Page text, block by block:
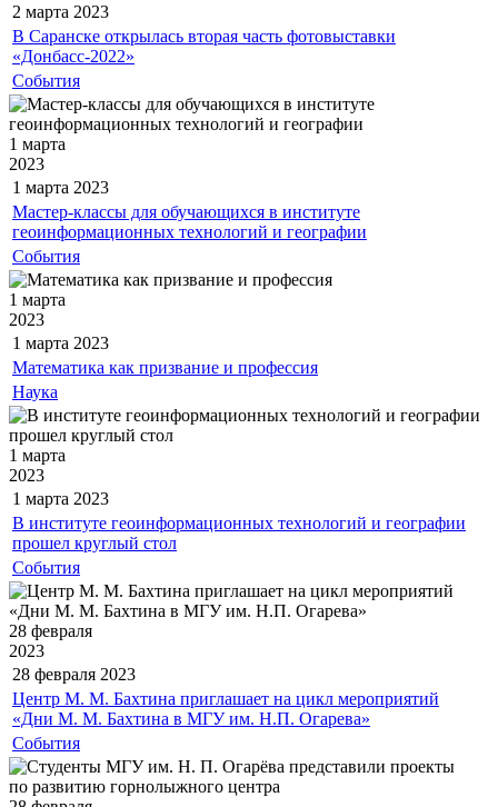
2 марта 2023
В Саранске открылась вторая часть фотовыставки
«Донбасс-2022»
События
1 марта
2023
1 марта 2023
Мастер-классы для обучающихся в институте
геоинформационных технологий и географии
События
1 марта
2023
1 марта 2023
Математика как призвание и профессия
Наука
1 марта
2023
1 марта 2023
В институте геоинформационных технологий и географии
прошел круглый стол
События
28 февраля
2023
28 февраля 2023
Центр М. М. Бахтина приглашает на цикл мероприятий
«Дни М. М. Бахтина в МГУ им. Н.П. Огарева»
События